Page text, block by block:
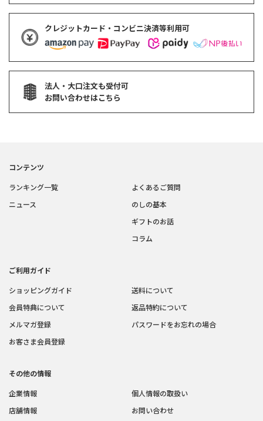
クレジットカード・コンビニ決済等利用可
法人・大口注文も受付可
お問い合わせはこちら
コンテンツ
ランキング一覧
ニュース
よくあるご質問
のしの基本
ギフトのお話
コラム
ご利用ガイド
ショッピングガイド
会員特典について
メルマガ登録
お客さま会員登録
送料について
返品特約について
パスワードをお忘れの場合
その他の情報
企業情報
店舗情報
個人情報の取扱い
お問い合わせ